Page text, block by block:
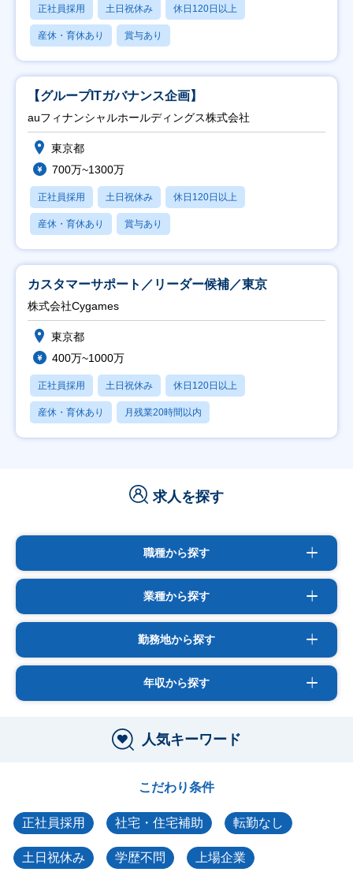
正社員採用 土日祝休み 休日120日以上
産休・育休あり 賞与あり
【グループITガバナンス企画】
auフィナンシャルホールディングス株式会社
東京都
700万~1300万
正社員採用 土日祝休み 休日120日以上
産休・育休あり 賞与あり
カスタマーサポート／リーダー候補／東京
株式会社Cygames
東京都
400万~1000万
正社員採用 土日祝休み 休日120日以上
産休・育休あり 月残業20時間以内
求人を探す
職種から探す
業種から探す
勤務地から探す
年収から探す
人気キーワード
こだわり条件
正社員採用 社宅・住宅補助 転勤なし
土日祝休み 学歴不問 上場企業